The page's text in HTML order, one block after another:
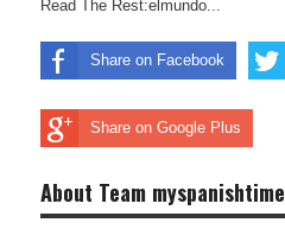
Read The Rest:elmundo...
Share on Facebook
Share on Google Plus
About Team